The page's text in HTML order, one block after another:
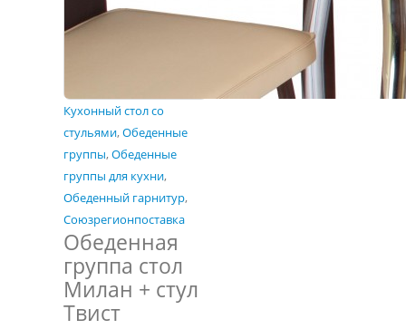
Кухонный стол со
стульями,Обеденные
группы,Обеденные
группы для кухни,
Обеденный гарнитур,
Союзрегионпоставка
Обеденная
группа стол
Милан + стул
Твист